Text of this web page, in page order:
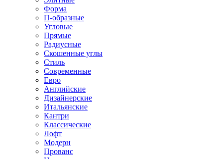
Форма
П-образные
Угловые
Прямые
Радиусные
Скошенные углы
Стиль
Современные
Евро
Английские
Дизайнерские
Итальянские
Кантри
Классические
Лофт
Модерн
Прованс